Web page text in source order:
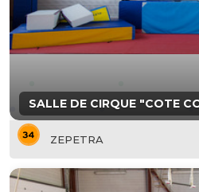
SALLE DE CIRQUE "COTE
ZEPETRA